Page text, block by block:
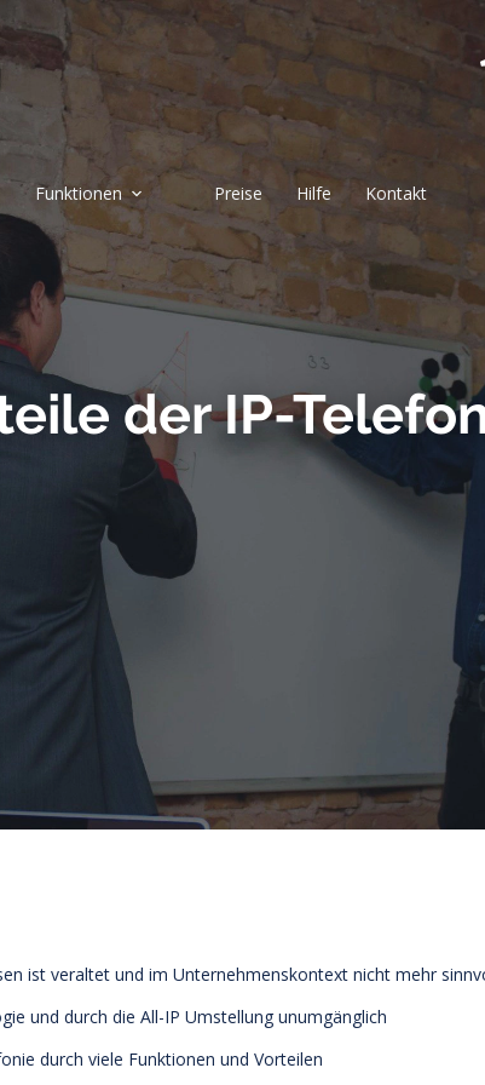
Funktionen Preise Hilfe Kontakt
der IP-
ist veraltet und im Unternehmenskontext nicht mehr
und durch die All-IP Umstellung unumgänglich
durch viele Funktionen und Vorteilen